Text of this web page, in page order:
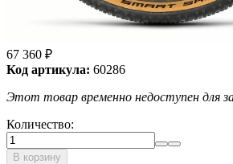
67 360 ₽
Код артикула: 60286
Этот товар временно недоступен для
Количество:
В корзину